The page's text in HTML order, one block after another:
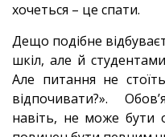
хочеться – це спати.
Дещо подібне
шкіл, але й
Але питання не
відпочивати?».
навіть, не може бути